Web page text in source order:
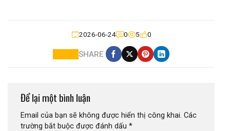
2026-06-24 0 5 0
SHARE
Để lại một bình luận
Email của bạn sẽ không được hiển thị công khai. Các
trường bắt buộc được đánh dấu *